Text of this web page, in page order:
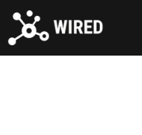
Início/Câmera PTZ